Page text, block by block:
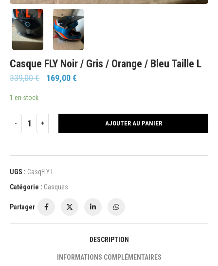
Casque FLY Noir / Gris / Orange / Bleu Taille L
339,00€ 169,00€
1 en stock
AJOUTER AU PANIER
UGS : CasqFLY L
Catégorie : Casques
Partager
DESCRIPTION
INFORMATIONS COMPLÉMENTAIRES